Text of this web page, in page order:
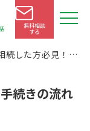
無料相談
する
続した方必見！手
続きの流れ